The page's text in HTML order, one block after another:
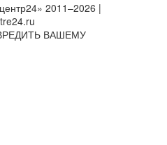
2011–2026 |
ВАШЕМУ